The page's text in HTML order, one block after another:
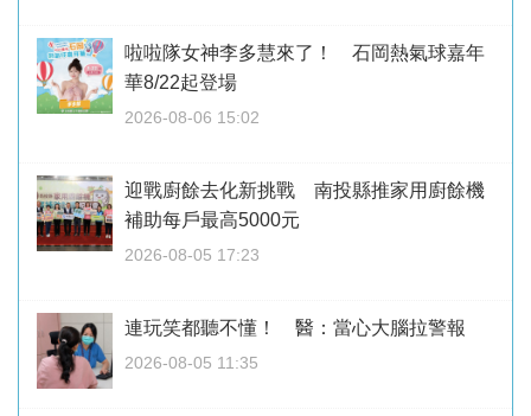
啦啦隊女神李多慧來了！ 石岡熱氣球嘉年
華8/22起登場
2026-08-06 15:02
迎戰廚餘去化新挑戰 南投縣推家用廚餘機
補助每戶最高5000元
2026-08-05 17:23
連玩笑都聽不懂！ 醫：當心大腦拉警報
2026-08-05 11:35